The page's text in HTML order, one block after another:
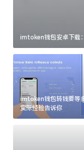
imtoken钱包安卓下载
imtoken钱包转钱要等
实际经验告诉你